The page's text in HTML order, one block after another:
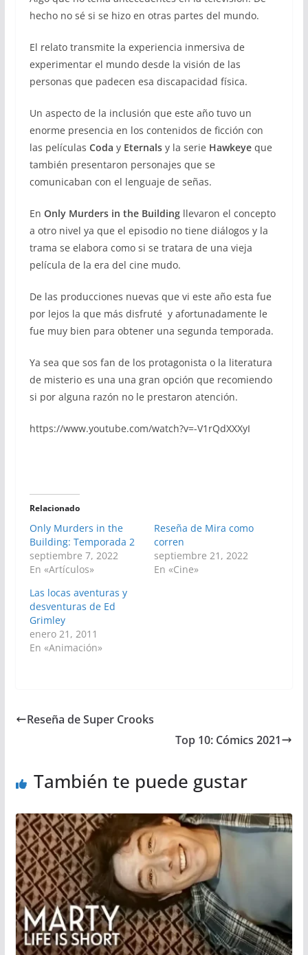
hecho no sé si se hizo en otras partes del mundo.
El relato transmite la experiencia inmersiva de
experimentar el mundo desde la visión de las
personas que padecen esa discapacidad física.
Un aspecto de la inclusión que este año tuvo un
enorme presencia en los contenidos de ficción con
las películas Coda yEternalsy la serie Hawkeyeque
también presentaron personajes que se
comunicaban con el lenguaje de señas.
En Only Murders in the Buildingllevaron el concepto
a otro nivel ya que el episodio no tiene diálogos y la
trama se elabora como si se tratara de una vieja
película de la era del cine mudo.
De las producciones nuevas que vi este año esta fue
por lejos la que más disfruté y afortunadamente le
fue muy bien para obtener una segunda temporada.
Ya sea que sos fan de los protagonista o la literatura
de misterio es una una gran opción que recomiendo
si por alguna razón no le prestaron atención.
https://www.youtube.com/watch?v=-V1rQdXXXyI
Relacionado
Only Murders in the
Building: Temporada 2
septiembre 7, 2022
En «Artículos»
Reseña de Mira como
corren
septiembre 21, 2022
En «Cine»
Las locas aventuras y
desventuras de Ed
Grimley
enero 21, 2011
En «Animación»
Reseña de Super Crooks
Top 10: Cómics 2021
También te puede gustar